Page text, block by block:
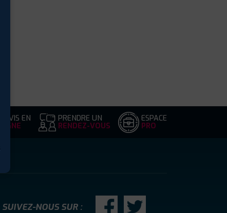
DEVIS EN
LIGNE
PRENDRE UN
RENDEZ-VOUS
ESPACE
PRO
SUIVEZ-NOUS SUR :